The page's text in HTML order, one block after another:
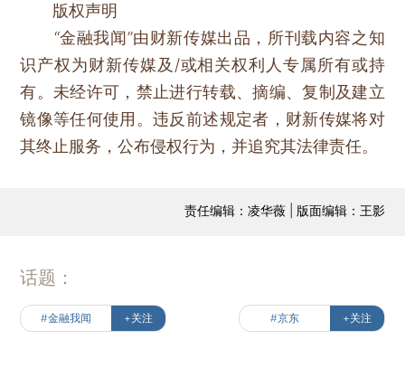
版权声明
“金融我闻”由财新传媒出品，所刊载内容之知
识产权为财新传媒及/或相关权利人专属所有或持
有。未经许可，禁止进行转载、摘编、复制及建立
镜像等任何使用。违反前述规定者，财新传媒将对
其终止服务，公布侵权行为，并追究其法律责任。
责任编辑：凌华薇 | 版面编辑：王影
话题：
#金融我闻 +关注 #京东 +关注